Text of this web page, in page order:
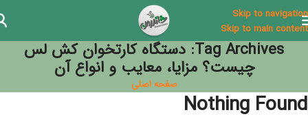
Skip to navigation
Skip to main content
Tag Archives: دستگاه کارتخوان کش لس
چیست؟ مزایا، معایب و انواع آن
صفحه اصلی
Nothing Found